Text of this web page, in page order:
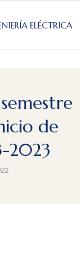
ELÉCTRICA
de
2023